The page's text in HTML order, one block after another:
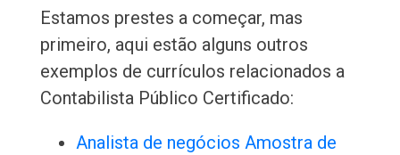
Estamos prestes a começar, mas
primeiro, aqui estão alguns outros
exemplos de currículos relacionados a
Contabilista Público Certificado:
Analista de negócios Amostra de